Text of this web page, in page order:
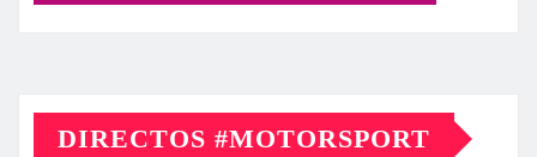
DIRECTOS #MOTORSPORT